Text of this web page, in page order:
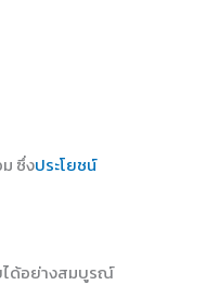
ซึ่งประโยชน์
ได้อย่างสมบูรณ์